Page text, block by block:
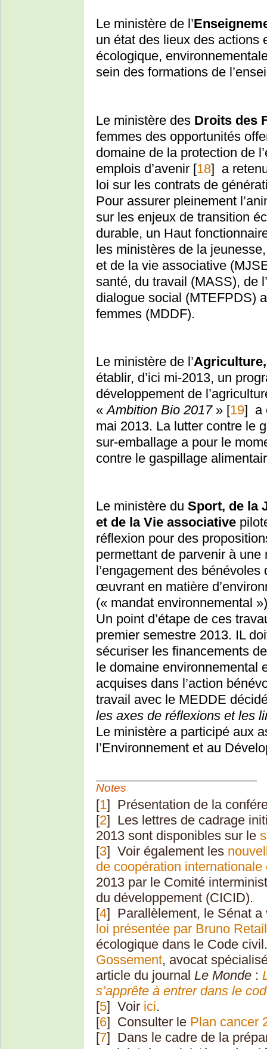
Le ministère de l’
un état des lieux des actions
écologique,
sein des formations de
Le ministère des Droits des
femmes des opportunités
domaine de la protection de
emplois d’avenir [18] a
loi sur les contrats de
Pour assurer pleinement
sur les enjeux de transition
durable, un Haut
les ministères de la
et de la vie associative
santé, du travail (MASS), de
dialogue social (MTEFPDS)
femmes (MDDF).
Le ministère de l’
établir, d’ici mi-2013, un
développement de
«Ambition Bio 2017» [19] a
mai 2013. La lutter contre le
sur-emballage a pour le
contre le gaspillage
Le ministère du Sport, de la
et de la Vie associative
réflexion pour des
permettant de parvenir à
l’engagement des
œuvrant en matière
(« mandat environnemental
Un point d’étape de ces
premier semestre 2013. IL
sécuriser les financements
le domaine environnemental
acquises dans l’action
travail avec le MEDDE
les axes de réflexions et les
Le ministère a participé aux
l’Environnement et au
Notes
[1] Présentation de la
[2] Les lettres de cadrage
2013 sont disponibles sur le
[3] Voir également les
de coopération
2013 par le Comité
du développement (CICID).
[4] Parallèlement, le Sénat
loi présentée par Bruno
écologique dans le Code
Gossement, avocat
article du journal Le Monde :
s’apprête à entrer dans le
[5] Voir ici.
[6] Consulter le Plan cancer
[7] Dans le cadre de la